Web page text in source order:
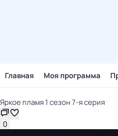
Главная Моя программа
Яркое пламя 1 сезон 7-я серия
0